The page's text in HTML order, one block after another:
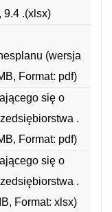
9.4 .(xlsx)
(wersja
Format: pdf)
się o
.
Format: pdf)
się o
.
Format: xlsx)